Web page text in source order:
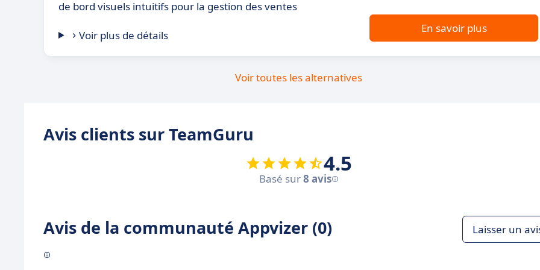
de bord visuels intuitifs pour la gestion des ventes
Voir plus de détails
En savoir plus
Voir toutes les alternatives
Avis clients sur TeamGuru
4.5
Basé sur8 avis
Avis de la communauté Appvizer (0) Laisser un